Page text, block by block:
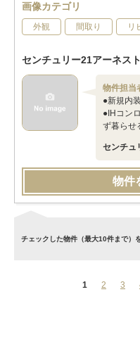
画像カテゴリ
外観 間取り リ
センチュリー21アーネスト
物件担当
●新規内
●IHコン
ず暮らせ
センチュ
物件
チェックした物件（最大10件まで）
1 2 3